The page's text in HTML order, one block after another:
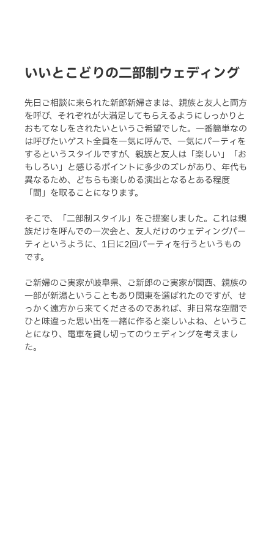
いいとこどりの二部制ウェディング
先日ご相談に来られた新郎新婦さまは、親族と友人と両方
を呼び、それぞれが大満足してもらえるようにしっかりと
おもてなしをされたいというご希望でした。一番簡単なの
は呼びたいゲスト全員を一気に呼んで、一気にパーティを
するというスタイルですが、親族と友人は「楽しい」「お
もしろい」と感じるポイントに多少のズレがあり、年代も
異なるため、どちらも楽しめる演出となるとある程度
「間」を取ることになります。
そこで、「二部制スタイル」をご提案しました。これは親
族だけを呼んでの一次会と、友人だけのウェディングパー
ティというように、1日に2回パーティを行うというもの
です。
ご新婦のご実家が岐阜県、ご新郎のご実家が関西、親族の
一部が新潟ということもあり関東を選ばれたのですが、せ
っかく遠方から来てくださるのであれば、非日常な空間で
ひと味違った思い出を一緒に作ると楽しいよね、というこ
とになり、電車を貸し切ってのウェディングを考えまし
た。